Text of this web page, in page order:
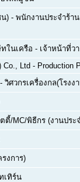
น) - พนักงานประจำร้า
ในเครือ - เจ้าหน้าที่ว
Co., Ltd - Production
- วิศวกรเครื่องกล(โรงง
ตี้/MC/พิธีกร (งานประ
งการ)
เทิร์น